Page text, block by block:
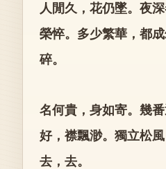
人閒久，花仍墜。夜
榮悴。多少繁華，都成
碎。
名何貴，身如寄。幾
好，襟飄渺。獨立松
去，去。